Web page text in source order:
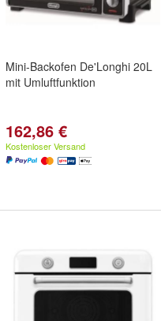
Mini-Backofen De'Longhi 20L
mit Umluftfunktion
162,86 €
Kostenloser Versand